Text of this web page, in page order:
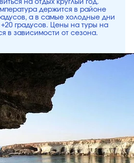
на отдых круглый год.
держится в районе
а в самые холодные дни
градусов. Цены на туры на
в зависимости от сезона.